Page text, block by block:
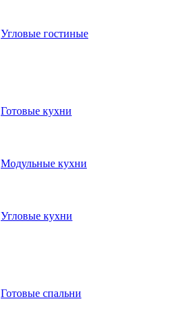
Угловые гостиные
Готовые кухни
Модульные кухни
Угловые кухни
Готовые спальни